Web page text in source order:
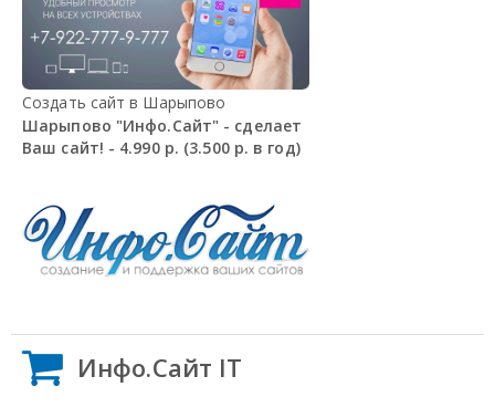
Создать сайт в Шарыпово
Шарыпово "Инфо.Сайт" - сделает
Ваш сайт! - 4.990 р. (3.500 р. в год)
Инфо.Сайт IT